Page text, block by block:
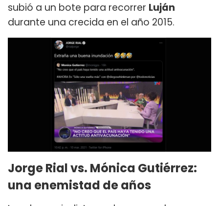
subió a un bote para recorrer Luján
durante una crecida en el año 2015.
Jorge Rial vs. Mónica Gutiérrez:
una enemistad de años